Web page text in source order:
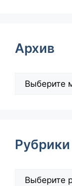
Архив
Рубрики